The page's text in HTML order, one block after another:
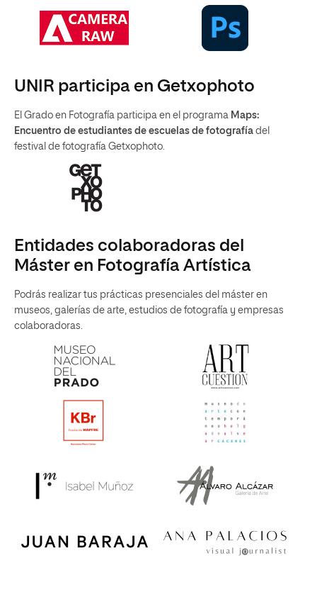
UNIR participa en Getxophoto
El Grado en Fotografía participa en el programa Maps:
Encuentro de estudiantes de escuelas de fotografía del
festival de fotografía Getxophoto.
Entidades colaboradoras del
Máster en Fotografía Artística
Podrás realizar tus prácticas presenciales del máster en
museos, galerías de arte, estudios de fotografía y empresas
colaboradoras.